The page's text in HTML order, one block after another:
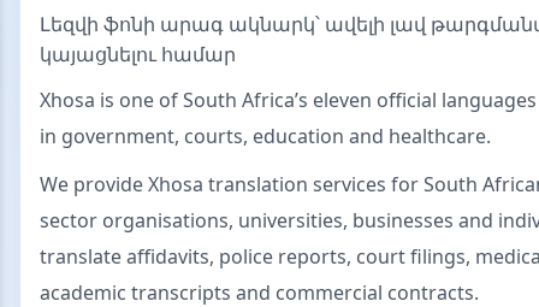
Լեզվի ֆոնի արագ ակնարկ՝ ավելի լավ
կայացնելու համար
Xhosa is one of South Africa’s eleven official
in government, courts, education and healthcare.
We provide Xhosa translation services for South
sector organisations, universities, businesses and
translate affidavits, police reports, court filings,
academic transcripts and commercial contracts.